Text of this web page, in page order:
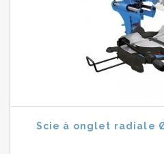
Scie à onglet radiale